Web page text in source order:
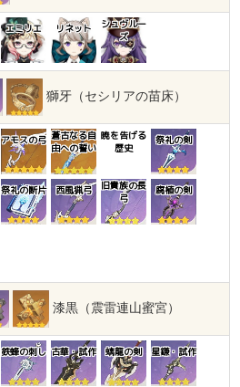
エミリエ リネット
シュヴルー
ズ
獅牙（セシリアの苗床）
アモスの弓 蒼古なる自
由への誓い
暁を告げる
歴史
祭礼の剣
祭礼の断片 西風猟弓
旧貴族の長
弓
腐植の剣
漆黒（震雷連山蜜宮）
鉄蜂の刺し 古華・試作 螭龍の剣 星鎌・試作